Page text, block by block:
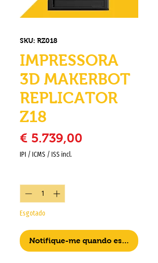
SKU: RZ018
IMPRESSORA
3D MAKERBOT
REPLICATOR
Z18
€ 5.739,00
IPI / ICMS / ISS incl.
Esgotado
Notifique-me quando estiver